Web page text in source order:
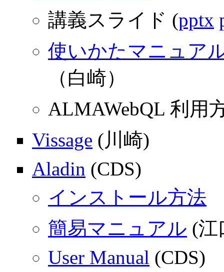
講義スライド (pptx
使いかたマニュア
（白崎）
ALMAWebQL 利用
Vissage (川崎)
Aladin (CDS)
インストール方法
簡易マニュアル (江
User Manual (CDS)